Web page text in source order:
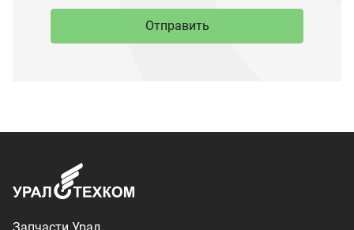
Запчасти Камаз
Спецпредложения
Доставка и оплата